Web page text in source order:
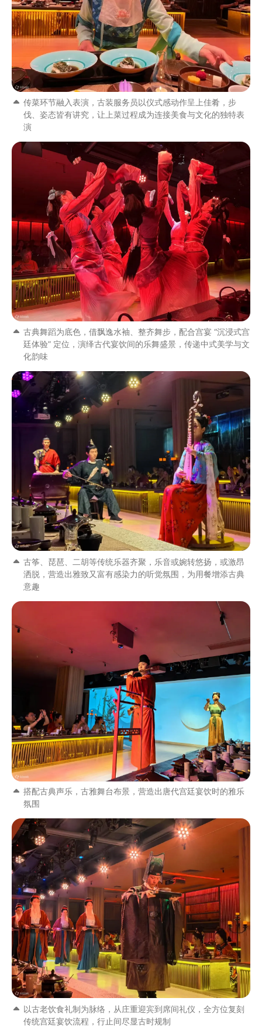
传菜环节融入表演，古装服务员以仪式感动作呈上佳肴，步
伐、姿态皆有讲究，让上菜过程成为连接美食与文化的独特表
演
古典舞蹈为底色，借飘逸水袖、整齐舞步，配合宫宴 “沉浸式宫
廷体验” 定位，演绎古代宴饮间的乐舞盛景，传递中式美学与文
化韵味
古筝、琵琶、二胡等传统乐器齐聚，乐音或婉转悠扬，或激昂
洒脱，营造出雅致又富有感染力的听觉氛围，为用餐增添古典
意趣
搭配古典声乐，古雅舞台布景，营造出唐代宫廷宴饮时的雅乐
氛围
以古老饮食礼制为脉络，从庄重迎宾到席间礼仪，全方位复刻
传统宫廷宴饮流程，行止间尽显古时规制